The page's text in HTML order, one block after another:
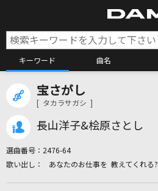
キーワード 曲名
宝さがし
[ タカラサガシ ]
長山洋子&桧原さとし
選曲番号： 2476-64
あなたのお仕事を 教えてくれる?